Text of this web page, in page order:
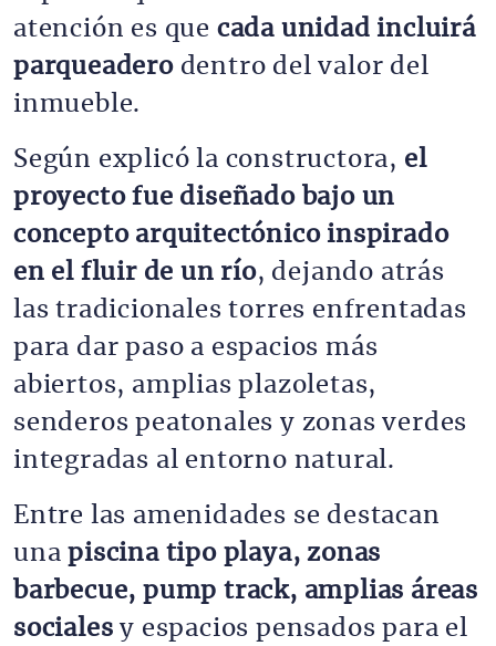
atención es que cada unidad incluirá
parqueadero dentro del valor del
inmueble.
Según explicó la constructora, el
proyecto fue diseñado bajo un
concepto arquitectónico inspirado
en el fluir de un río, dejando atrás
las tradicionales torres enfrentadas
para dar paso a espacios más
abiertos, amplias plazoletas,
senderos peatonales y zonas verdes
integradas al entorno natural.
Entre las amenidades se destacan
unapiscina tipo playa, zonas
barbecue, pump track, amplias áreas
sociales y espacios pensados para el